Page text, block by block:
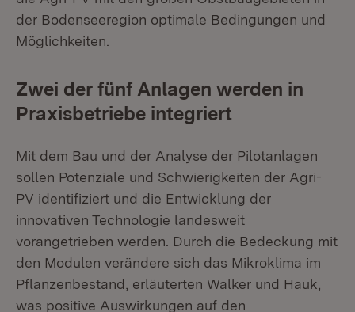
der Bodenseeregion optimale Bedingungen und
Möglichkeiten.
Zwei der fünf Anlagen werden in
Praxisbetriebe integriert
Mit dem Bau und der Analyse der Pilotanlagen
sollen Potenziale und Schwierigkeiten der Agri-
PV identifiziert und die Entwicklung der
innovativen Technologie landesweit
vorangetrieben werden. Durch die Bedeckung mit
den Modulen verändere sich das Mikroklima im
Pflanzenbestand, erläuterten Walker und Hauk,
was positive Auswirkungen auf den